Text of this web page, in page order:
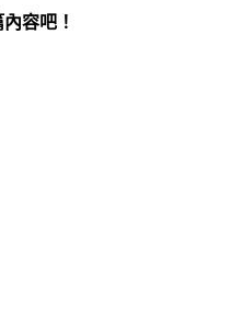
容吧！